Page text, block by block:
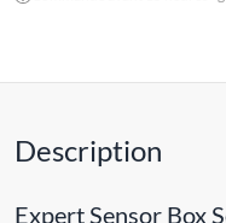
Description
Expert Sensor Box